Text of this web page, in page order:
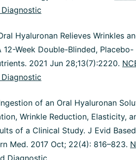
Hyaluronan Relieves Wrinkles
12-Week Double-Blinded, Placebo-
2021 Jun 28;13(7):2220.
of an Oral Hyaluronan
Wrinkle Reduction, Elasticity,
of a Clinical Study. J Evid Based
Med. 2017 Oct; 22(4): 816–823.
Diagnostic